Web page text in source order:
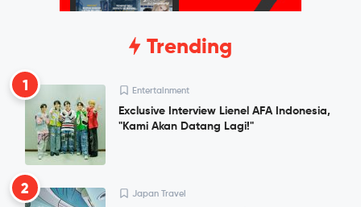
Trending
1 Entertainment
Exclusive Interview Lienel AFA Indonesia,
"Kami Akan Datang Lagi!"
2 Japan Travel